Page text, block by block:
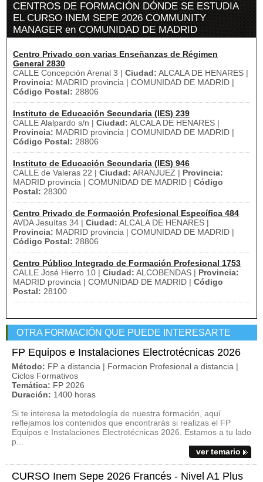
CENTROS DE FORMACIÓN DÓNDE SE ESTUDIA
EL CURSO INEM SEPE 2026 COMMUNITY
MANAGER en COMUNIDAD DE MADRID
Centro Privado con varias Enseñanzas de Régimen
General 2830
CALLE Concepción Arenal 3 | Ciudad: ALCALA DE HENARES |
Provincia: MADRID provincia | COMUNIDAD DE MADRID |
Código Postal: 28806
Instituto de Educación Secundaria (IES) 239
CALLE Alalpardo s/n | Ciudad: ALCALA DE HENARES |
Provincia: MADRID provincia | COMUNIDAD DE MADRID |
Código Postal: 28806
Instituto de Educación Secundaria (IES) 946
CALLE de Valeras 22 | Ciudad: ARANJUEZ | Provincia:
MADRID provincia | COMUNIDAD DE MADRID | Código
Postal: 28300
Centro Privado de Formación Profesional Específica 484
AVDA Jesuítas 34 | Ciudad: ALCALA DE HENARES |
Provincia: MADRID provincia | COMUNIDAD DE MADRID |
Código Postal: 28806
Centro Público Integrado de Formación Profesional 1753
CALLE José Hierro 10 | Ciudad: ALCOBENDAS | Provincia:
MADRID provincia | COMUNIDAD DE MADRID | Código
Postal: 28100
OTRA FORMACIÓN QUE PUEDE INTERESARTE
FP Equipos e Instalaciones Electrotécnicas 2026
Método: FP a distancia | Formacion Profesional a distancia |
Ciclos Formativos
Temática: FP 2026
Duración: 1400 horas
Si te interesa la metodología de nuestra formación, aquí
reflejamos los contenidos que encontrarás si realizas el FP
Equipos e Instalaciones Electrotécnicas 2026. Estamos a tu lado
p...
ver temario
CURSO Inem Sepe 2026 Francés - Nivel A1 Plus